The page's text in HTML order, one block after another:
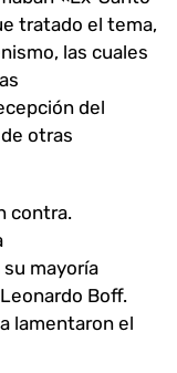
tratado el tema,
las cuales
del
otras
contra.
mayoría
Boff.
lamentaron el